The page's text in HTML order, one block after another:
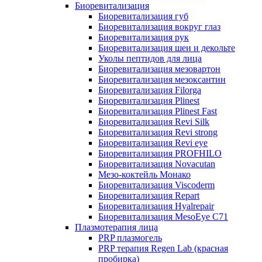
Биоревитализация
Биоревитализация губ
Биоревитализация вокруг глаз
Биоревитализация рук
Биоревитализация шеи и декольте
Уколы пептидов для лица
Биоревитализация мезовартон
Биоревитализация мезоксантин
Биоревитализация Filorga
Биоревитализация Plinest
Биоревитализация Plinest Fast
Биоревитализация Revi Silk
Биоревитализация Revi strong
Биоревитализация Revi eye
Биоревитализация PROFHILO
Биоревитализация Novacutan
Мезо-коктейль Монако
Биоревитализация Viscoderm
Биоревитализация Repart
Биоревитализация Hyalrepair
Биоревитализация MesoEye C71
Плазмотерапия лица
PRP плазмогель
PRP терапия Regen Lab (красная
пробирка)